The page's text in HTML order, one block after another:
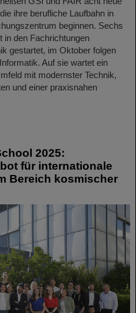
ihre berufliche Laufbahn in
beginnen. Sechs
in den Fachrichtungen
gestartet, im Oktober folgen
Auf sie wartet ein
mit modernster Technik,
und einer praxisnahen
2025:
für internationale
Bereich kosmischer